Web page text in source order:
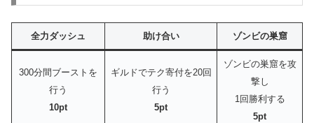
全力ダッシュ 助け合い ゾンビの巣窟
300分間ブーストを
行う
10pt
ギルドでテク寄付を20回
行う
5pt
ゾンビの巣窟を攻
撃し
1回勝利する
5pt